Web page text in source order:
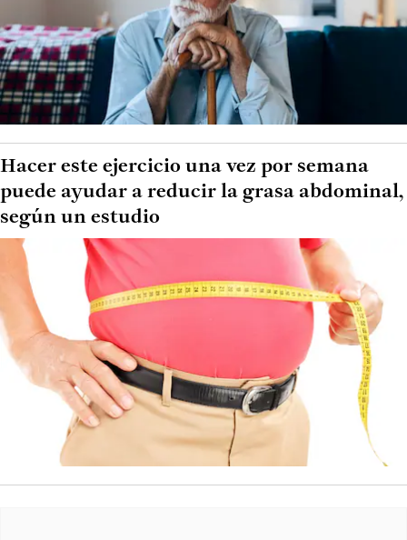
Hacer este ejercicio una vez por semana
puede ayudar a reducir la grasa abdominal,
según un estudio